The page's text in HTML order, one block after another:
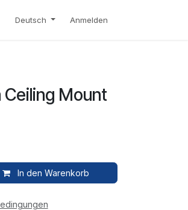
Deutsch Anmelden
Ceiling Mount
In den Warenkorb